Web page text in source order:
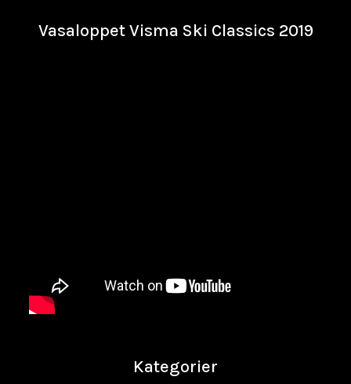
Vasaloppet Visma Ski Classics 2019
Kategorier